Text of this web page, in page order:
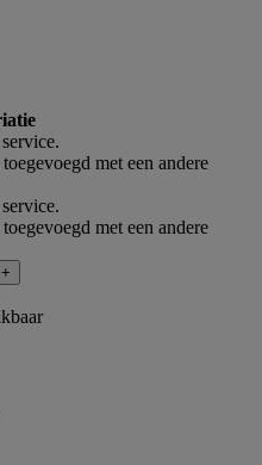
met een andere
met een andere
+